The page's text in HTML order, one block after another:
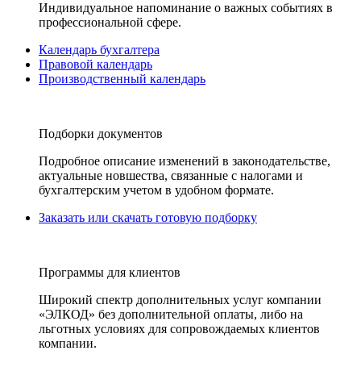
Индивидуальное напоминание о важных событиях в
профессиональной сфере.
Календарь бухгалтера
Правовой календарь
Производственный календарь
Подборки документов
Подробное описание изменений в законодательстве,
актуальные новшества, связанные с налогами и
бухгалтерским учетом в удобном формате.
Заказать или скачать готовую подборку
Программы для клиентов
Широкий спектр дополнительных услуг компании
«ЭЛКОД» без дополнительной оплаты, либо на
льготных условиях для сопровождаемых клиентов
компании.